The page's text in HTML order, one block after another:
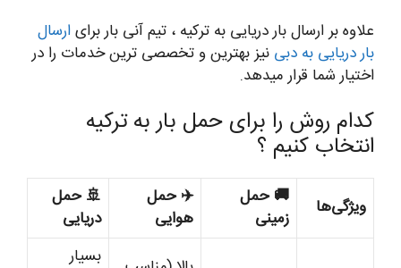
علاوه بر ارسال بار دریایی به ترکیه ، تیم آنی بار برایارسال
بار دریایی به دبی نیز بهترین و تخصصی ترین خدمات را در
اختیار شما قرار میدهد.
کدام روش را برای حمل بار به ترکیه
انتخاب کنیم ؟
ویژگی‌ها
🚚 حمل
زمینی
✈️ حمل
هوایی
🚢 حمل
دریایی
بسیار